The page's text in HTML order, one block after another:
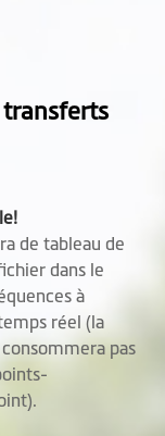
transferts
de tableau de
dans le
à
réel (la
pas